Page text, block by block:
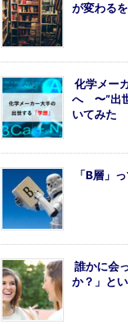
が変わる
化学メー
へ 〜”出
いてみた
「B層」
誰かに会
か？」と